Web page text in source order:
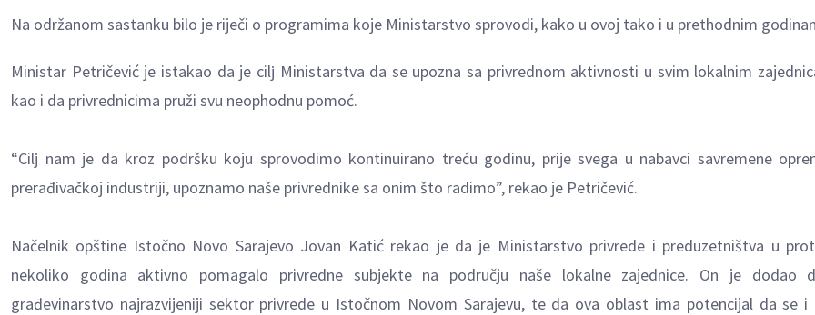
Na održanom sastanku bilo je riječi o programima koje Ministarstvo sprovodi, kako u ovoj tako i u prethodnim
Ministar Petričević je istakao da je cilј Ministarstva da se upozna sa privrednom aktivnosti u svim lokalnim
kao i da privrednicima pruži svu neophodnu pomoć.
“Cilј nam je da kroz podršku koju sprovodimo kontinuirano treću godinu, prije svega u nabavci savremene
prerađivačkoj industriji, upoznamo naše privrednike sa onim što radimo”, rekao je Petričević.
Načelnik opštine Istočno Novo Sarajevo Jovan Katić rekao je da je Ministarstvo privrede i preduzetništva u
nekoliko godina aktivno pomagalo privredne subjekte na području naše lokalne zajednice. On je dodao
građevinarstvo najrazvijeniji sektor privrede u Istočnom Novom Sarajevu, te da ova oblast ima potencijal da se i